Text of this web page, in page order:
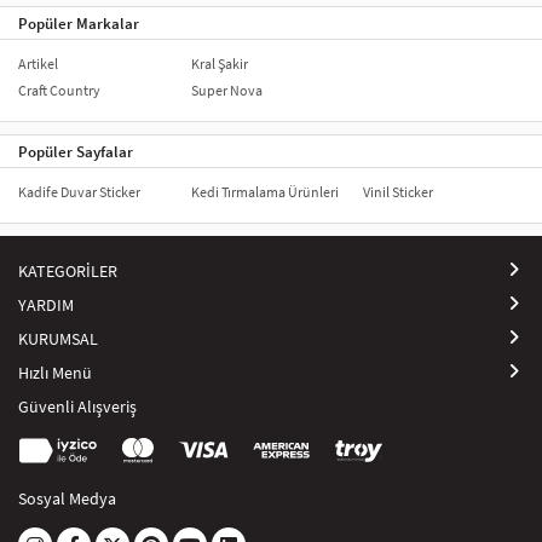
Popüler Markalar
Artikel
Craft Country
Kral Şakir
Super Nova
Popüler Sayfalar
Kadife Duvar Sticker Kedi Tırmalama Ürünleri Vinil Sticker
KATEGORİLER
YARDIM
KURUMSAL
Hızlı Menü
Güvenli Alışveriş
Sosyal Medya